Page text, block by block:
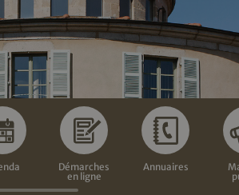
Démarches
en ligne
Annuaires